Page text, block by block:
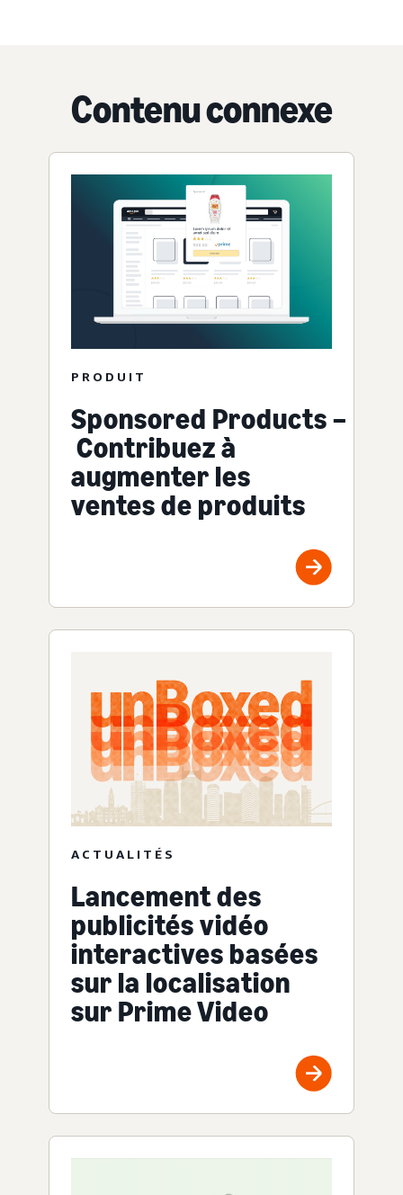
Contenu connexe
PRODUIT
Sponsored Products –
Contribuez à
augmenter les
ventes de produits
ACTUALITÉS
Lancement des
publicités vidéo
interactives basées
sur la localisation
sur Prime Video